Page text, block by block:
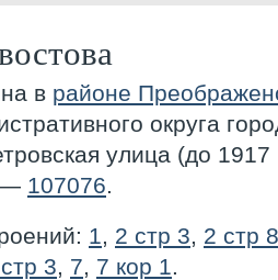
в районе
округа
улица (до 1917
— 107076.
1, 2 стр 3, 2 стр 8
3, 7, 7 кор 1.